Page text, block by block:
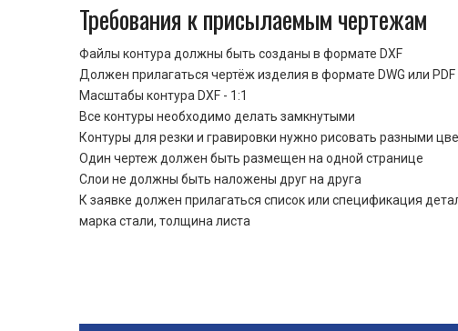
Требования к присылаемым чертежам
Файлы контура должны быть созданы в формате DXF
Должен прилагаться чертёж изделия в формате DWG или PDF
Масштабы контура DXF - 1:1
Все контуры необходимо делать замкнутыми
Контуры для резки и гравировки нужно рисовать разными
Один чертеж должен быть размещен на одной странице
Cлои не должны быть наложены друг на друга
К заявке должен прилагаться список или спецификация
марка стали, толщина листа